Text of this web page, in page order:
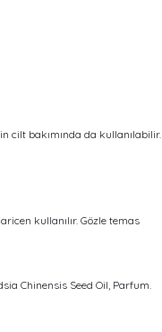
cilt bakımında da kullanılabilir.
kullanılır. Gözle temas
Chinensis Seed Oil, Parfum.